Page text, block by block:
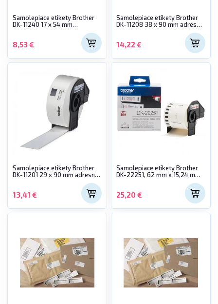
Samolepiace etikety Brother
DK-11240 17 x 54 mm
8,53 €
Samolepiace etikety Brother
DK-11208 38 x 90 mm adresné
14,22 €
Samolepiace etikety Brother
DK-11201 29 x 90 mm adresné
13,41 €
Samolepiace etikety Brother
DK-22251, 62 mm x 15,24 m
pre červeno-čiernu tlač na VC-
25,20 €